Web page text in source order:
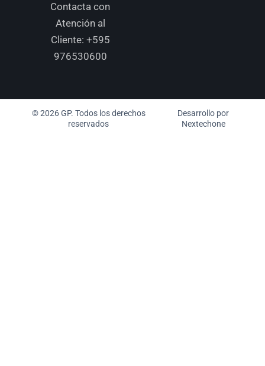
Contacta con
Atención al
Cliente: +595
976530600
© 2026 GP. Todos los derechos
reservados
Desarrollo por
Nextechone